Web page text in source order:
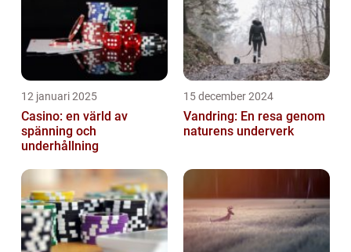
kommer vi...
12 januari 2025
Casino: en värld av
spänning och
underhållning
15 december 2024
Vandring: En resa genom
naturens underverk